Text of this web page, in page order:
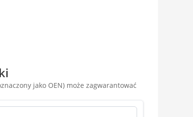
jako OEN) może zagwarantować